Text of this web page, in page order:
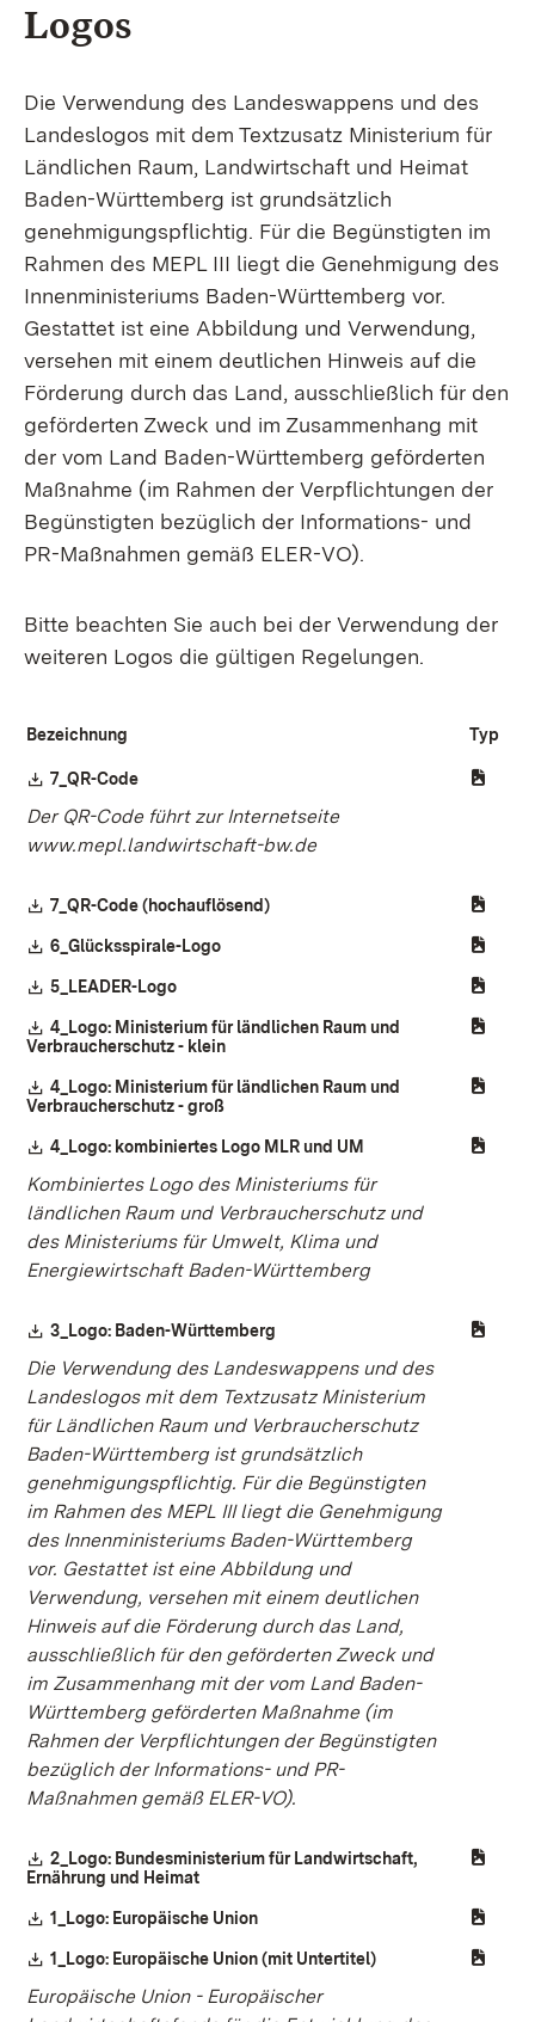
Logos
Die Verwendung des Landeswappens und des
Landeslogos mit dem Textzusatz Ministerium für
Ländlichen Raum, Landwirtschaft und Heimat
Baden-Württemberg ist grundsätzlich
genehmigungspflichtig. Für die Begünstigten im
Rahmen des MEPL III liegt die Genehmigung des
Innenministeriums Baden-Württemberg vor.
Gestattet ist eine Abbildung und Verwendung,
versehen mit einem deutlichen Hinweis auf die
Förderung durch das Land, ausschließlich für den
geförderten Zweck und im Zusammenhang mit
der vom Land Baden-Württemberg geförderten
Maßnahme (im Rahmen der Verpflichtungen der
Begünstigten bezüglich der Informations- und
PR-Maßnahmen gemäß ELER-VO).
Bitte beachten Sie auch bei der Verwendung der
weiteren Logos die gültigen Regelungen.
Bezeichnung Typ
Download:
7_QR-Code(Öffnet in neuem Fenster)
Der QR-Code führt zur Internetseite
www.mepl.landwirtschaft-bw.de
Download:
7_QR-Code (hochauflösend)(Öffnet in neuem Fenster)
Download:
6_Glücksspirale-Logo(Öffnet in neuem Fenster)
Download:
5_LEADER-Logo(Öffnet in neuem Fenster)
Download:
4_Logo: Ministerium für ländlichen Raum und
Verbraucherschutz - klein
Download:
4_Logo: Ministerium für ländlichen Raum und
Verbraucherschutz - groß
Download:
4_Logo: kombiniertes Logo MLR und UM (Öffnet in neuem
Kombiniertes Logo des Ministeriums für
ländlichen Raum und Verbraucherschutz und
des Ministeriums für Umwelt, Klima und
Energiewirtschaft Baden-Württemberg
Download:
3_Logo: Baden-Württemberg
Die Verwendung des Landeswappens und des
Landeslogos mit dem Textzusatz Ministerium
für Ländlichen Raum und Verbraucherschutz
Baden-Württemberg ist grundsätzlich
genehmigungspflichtig. Für die Begünstigten
im Rahmen des MEPL III liegt die Genehmigung
des Innenministeriums Baden-Württemberg
vor. Gestattet ist eine Abbildung und
Verwendung, versehen mit einem deutlichen
Hinweis auf die Förderung durch das Land,
ausschließlich für den geförderten Zweck und
im Zusammenhang mit der vom Land Baden-
Württemberg geförderten Maßnahme (im
Rahmen der Verpflichtungen der Begünstigten
bezüglich der Informations- und PR-
Maßnahmen gemäß ELER-VO).
Download:
2_Logo: Bundesministerium für Landwirtschaft,
Ernährung und Heimat
Download:
1_Logo: Europäische Union(Öffnet in neuem Fenster)
Download:
1_Logo: Europäische Union (mit Untertitel)(Öffnet in neuem
Europäische Union - Europäischer